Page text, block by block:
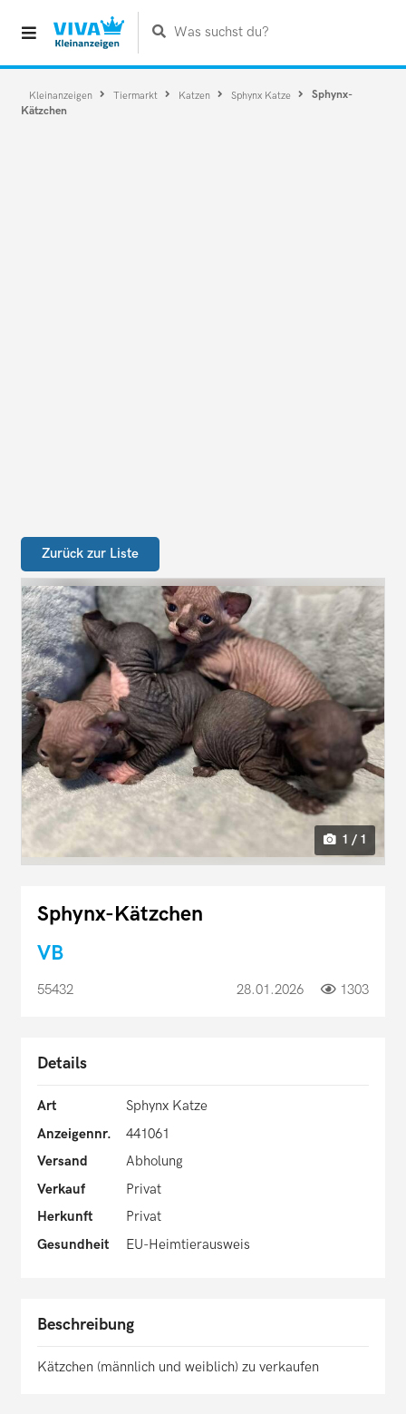
Was suchst du?
Kleinanzeigen Tiermarkt Katzen Sphynx Katze
Sphynx-
Kätzchen
Zurück zur Liste
1 / 1
Sphynx-Kätzchen
VB
55432 28.01.2026 1303
Details
Art
Sphynx Katze
Anzeigennr.
441061
Versand
Abholung
Verkauf
Privat
Herkunft
Privat
Gesundheit
EU-Heimtierausweis
Beschreibung
Kätzchen (männlich und weiblich) zu verkaufen